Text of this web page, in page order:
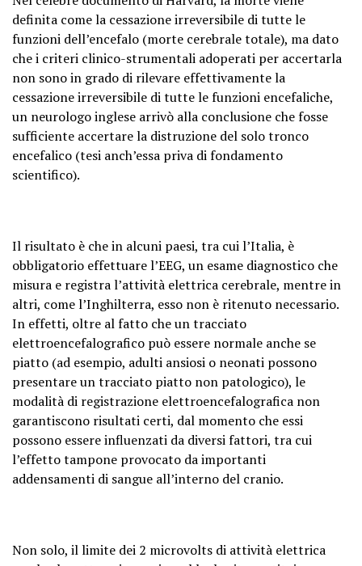
definita come la cessazione irreversibile di tutte le
funzioni dell’encefalo (morte cerebrale totale), ma dato
che i criteri clinico-strumentali adoperati per accertarla
non sono in grado di rilevare effettivamente la
cessazione irreversibile di tutte le funzioni encefaliche,
un neurologo inglese arrivò alla conclusione che fosse
sufficiente accertare la distruzione del solo tronco
encefalico (tesi anch’essa priva di fondamento
scientifico).
Il risultato è che in alcuni paesi, tra cui l’Italia, è
obbligatorio effettuare l’EEG, un esame diagnostico che
misura e registra l’attività elettrica cerebrale, mentre in
altri, come l’Inghilterra, esso non è ritenuto necessario.
In effetti, oltre al fatto che un tracciato
elettroencefalografico può essere normale anche se
piatto (ad esempio, adulti ansiosi o neonati possono
presentare un tracciato piatto non patologico), le
modalità di registrazione elettroencefalografica non
garantiscono risultati certi, dal momento che essi
possono essere influenzati da diversi fattori, tra cui
l’effetto tampone provocato da importanti
addensamenti di sangue all’interno del cranio.
Non solo, il limite dei 2 microvolts di attività elettrica